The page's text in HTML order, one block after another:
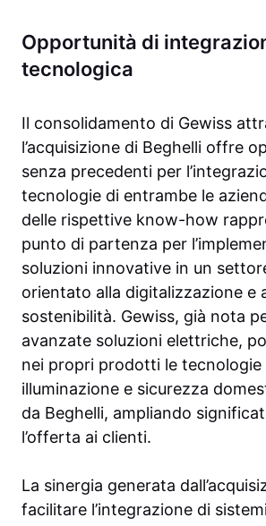
Opportunità di
tecnologica
Il consolidamento di Gewiss
l’acquisizione di Beghelli offre
senza precedenti per
tecnologie di entrambe le
delle rispettive know-how
punto di partenza per
soluzioni innovative in un
orientato alla digitalizzazione e
sostenibilità. Gewiss, già nota
avanzate soluzioni elettriche,
nei propri prodotti le tecnologie
illuminazione e sicurezza
da Beghelli, ampliando
l’offerta ai clienti.
La sinergia generata
facilitare l’integrazione di